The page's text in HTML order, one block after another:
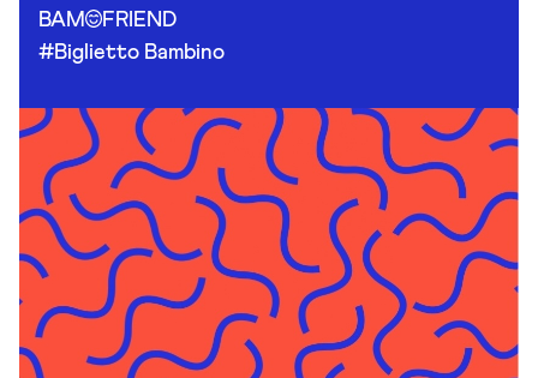
BAM
FRIEND
#Biglietto Bambino